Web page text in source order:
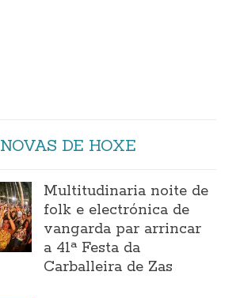
NOVAS DE HOXE
Multitudinaria noite de
folk e electrónica de
vangarda par arrincar
a 41ª Festa da
Carballeira de Zas